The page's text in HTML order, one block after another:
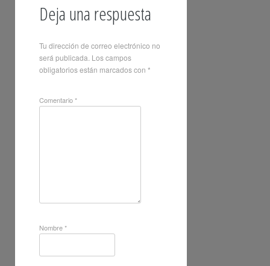
Deja una respuesta
Tu dirección de correo electrónico no
será publicada. Los campos
obligatorios están marcados con *
Comentario*
Nombre*